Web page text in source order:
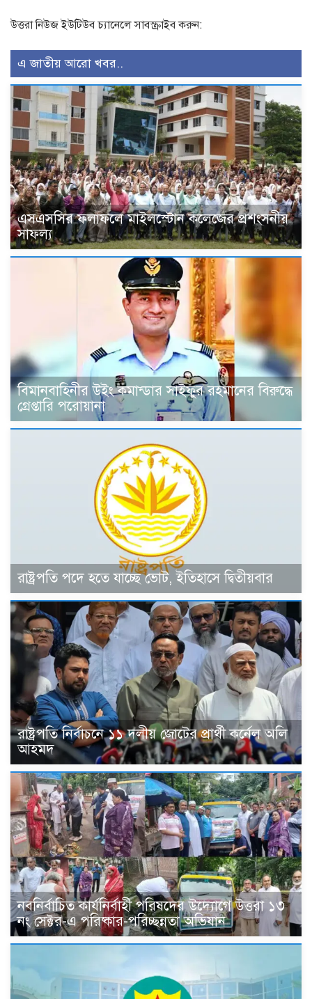
উত্তরা নিউজ ইউটিউব চ্যানেলে সাবস্ক্রাইব করুন:
এ জাতীয় আরো খবর..
এসএসসির ফলাফলে মাইলস্টোন কলেজের প্রশংসনীয়
সাফল্য
বিমানবাহিনীর উইং কমান্ডার সাইফুর রহমানের বিরুদ্ধে
গ্রেপ্তারি পরোয়ানা
রাষ্ট্রপতি পদে হতে যাচ্ছে ভোট, ইতিহাসে দ্বিতীয়বার
রাষ্ট্রপতি নির্বাচনে ১১ দলীয় জোটের প্রার্থী কর্নেল অলি
আহমদ
নবনির্বাচিত কার্যনির্বাহী পরিষদের উদ্যোগে উত্তরা ১৩
নং সেক্টর-এ পরিষ্কার-পরিচ্ছন্নতা অভিযান